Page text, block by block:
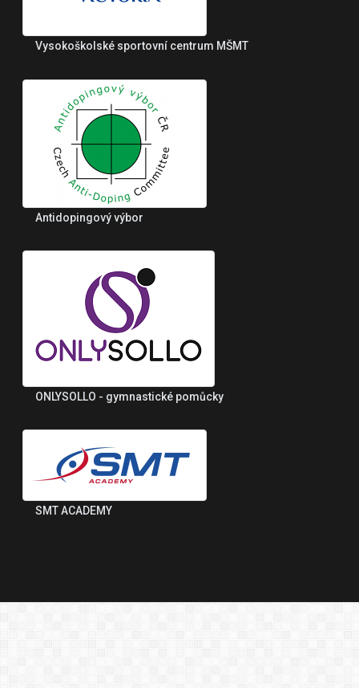
Vysokoškolské sportovní centrum MŠMT
Antidopingový výbor
ONLYSOLLO - gymnastické pomůcky
SMT ACADEMY